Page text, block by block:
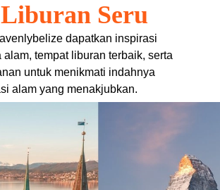
Seru
dapatkan inspirasi
alam, tempat liburan terbaik, serta
untuk menikmati indahnya
alam yang menakjubkan.